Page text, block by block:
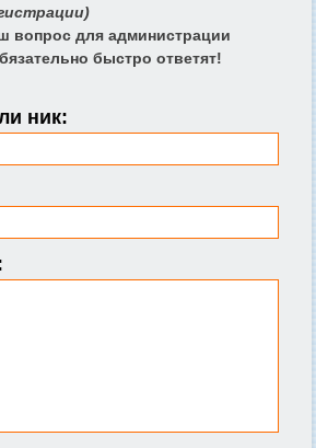
вопрос для администрации
быстро ответят!
ник: